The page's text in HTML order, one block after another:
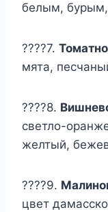
белым,
????7.
мята,
????8.
светло-
желтый,
????9.
цвет